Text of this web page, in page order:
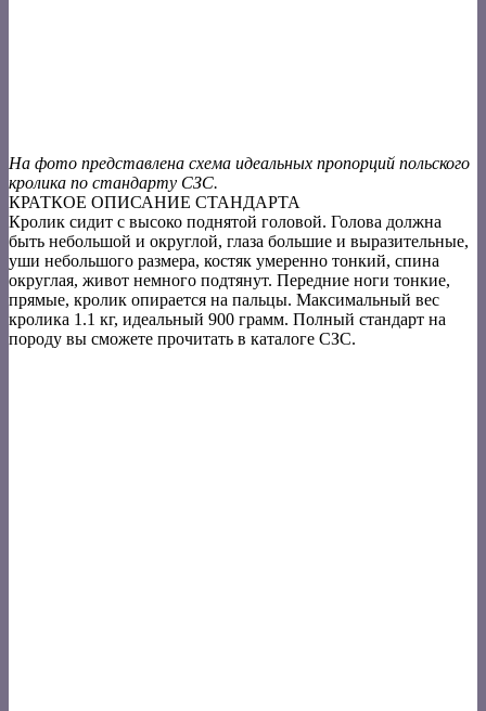
На фото представлена схема идеальных пропорций польского
кролика по стандарту СЗС.
КРАТКОЕ ОПИСАНИЕ СТАНДАРТА
Кролик сидит с высоко поднятой головой. Голова должна
быть небольшой и округлой, глаза большие и выразительные,
уши небольшого размера, костяк умеренно тонкий, спина
округлая, живот немного подтянут. Передние ноги тонкие,
прямые, кролик опирается на пальцы. Максимальный вес
кролика 1.1 кг, идеальный 900 грамм. Полный стандарт на
породу вы сможете прочитать в каталоге СЗС.